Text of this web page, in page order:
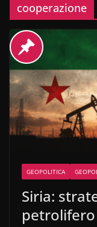
cooperazione
GEOPOLITICA
Siria: